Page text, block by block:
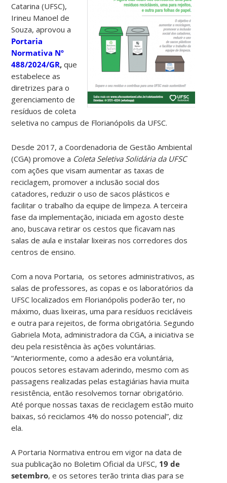
Catarina (UFSC),
Irineu Manoel de
Souza, aprovou a
Portaria
Normativa Nº
488/2024/GR,que
estabelece as
diretrizes para o
gerenciamento de
resíduos de coleta
seletiva no campus de Florianópolis da UFSC.
Desde 2017, a Coordenadoria de Gestão Ambiental
(CGA) promove a Coleta Seletiva Solidária da UFSC
com ações que visam aumentar as taxas de
reciclagem, promover a inclusão social dos
catadores, reduzir o uso de sacos plásticos e
facilitar o trabalho da equipe de limpeza. A terceira
fase da implementação, iniciada em agosto deste
ano, buscava retirar os cestos que ficavam nas
salas de aula e instalar lixeiras nos corredores dos
centros de ensino.
Com a nova Portaria, os setores administrativos, as
salas de professores, as copas e os laboratórios da
UFSC localizados em Florianópolis poderão ter, no
máximo, duas lixeiras, uma para resíduos recicláveis
e outra para rejeitos, de forma obrigatória.Segundo
Gabriela Mota, administradora da CGA, a iniciativa se
deu pela resistência às ações voluntárias.
“Anteriormente, como a adesão era voluntária,
poucos setores estavam aderindo, mesmo com as
passagens realizadas pelas estagiárias havia muita
resistência, então resolvemos tornar obrigatório.
Até porque nossas taxas de reciclagem estão muito
baixas, só reciclamos 4% do nosso potencial”, diz
ela.
A Portaria Normativa entrou em vigor na data de
sua publicação no Boletim Oficial da UFSC, 19 de
setembro, e os setores terão trinta dias para se